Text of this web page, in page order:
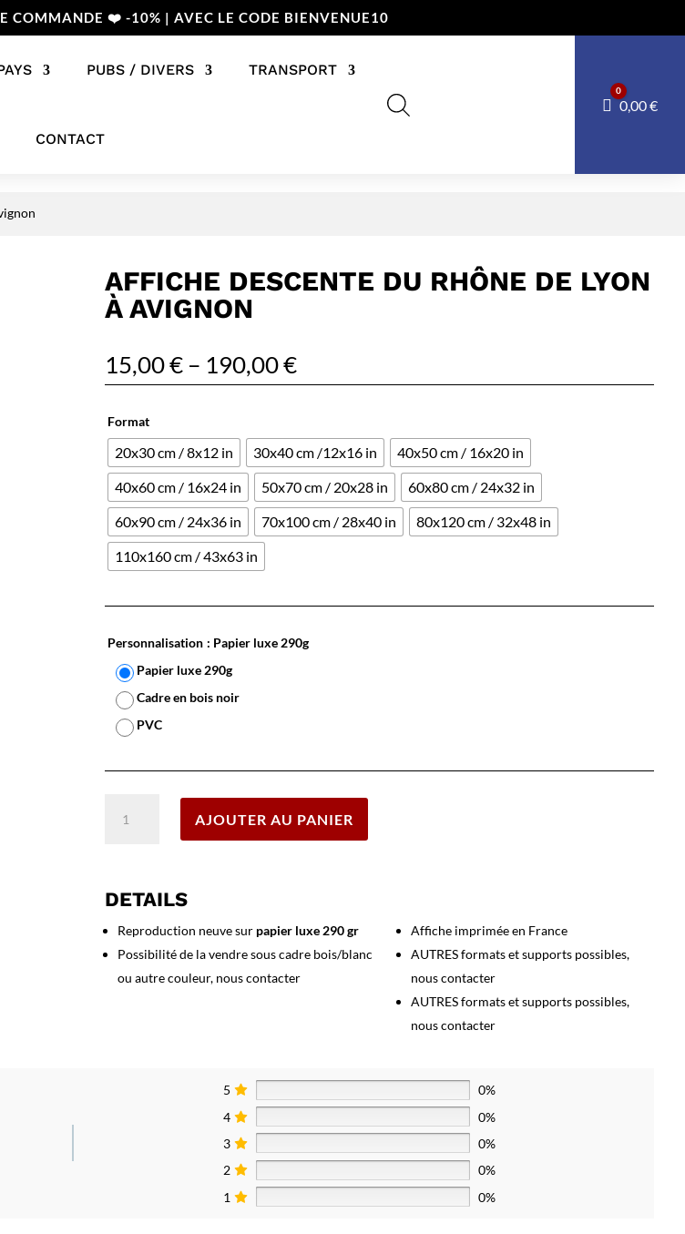
COMMANDE ❤️ -10% | AVEC LE CODE BIENVENUE10
PUBS / DIVERS TRANSPORT
CONTACT
Panier
0
0,00€
AFFICHE DESCENTE DU RHÔNE DE LYON
À AVIGNON
15,00€ – 190,00€
Format
20x30 cm / 8x12 in 30x40 cm /12x16 in
40x50 cm / 16x20 in
40x60 cm / 16x24 in
50x70 cm / 20x28 in
60x80 cm / 24x32 in
60x90 cm / 24x36 in
70x100 cm / 28x40 in
80x120 cm / 32x48 in
110x160 cm / 43x63 in
Personnalisation : Papier luxe 290g
Papier luxe 290g
Cadre en bois noir
PVC
Rhône
de
Lyon
AJOUTER AU PANIER
DETAILS
Reproduction neuve sur papier luxe 290 gr
Possibilité de la vendre sous cadre bois/blanc
ou autre couleur, nous contacter
Affiche imprimée en France
AUTRES formats et supports possibles,
nous contacter
AUTRES formats et supports possibles,
nous contacter
5
0%
4
0%
3
0%
2
0%
1
0%